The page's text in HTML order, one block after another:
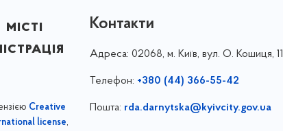
Creative
license,
Контакти
Адреса: 02068, м. Київ, вул. О. Кошиця, 11
Телефон: +380 (44) 366-55-42
Пошта: rda.darnytska@kyivcity.gov.ua